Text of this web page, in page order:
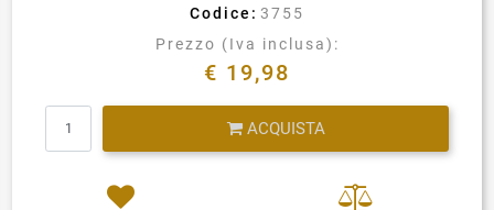
Codice: 3755
Prezzo (Iva inclusa):
€ 19,98
ACQUISTA